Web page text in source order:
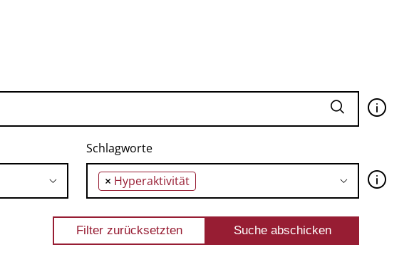
🛈
Schlagworte
× Hyperaktivität 🛈